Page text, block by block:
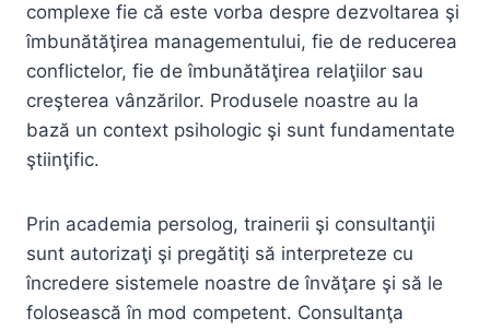
complexe fie că este vorba despre dezvoltarea şi
îmbunătăţirea managementului, fie de reducerea
conflictelor, fie de îmbunătăţirea relaţiilor sau
creşterea vânzărilor. Produsele noastre au la
bază un context psihologic şi sunt fundamentate
ştiinţific.
Prin academia persolog, trainerii şi consultanţii
sunt autorizaţi şi pregătiţi să interpreteze cu
încredere sistemele noastre de învăţare şi să le
folosească în mod competent. Consultanţa